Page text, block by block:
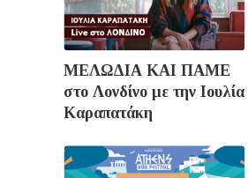
ΜΕΛΩΔΙΑ ΚΑΙ ΠΑΜΕ
στo Λονδίνο με την Ιουλία
Καραπατάκη